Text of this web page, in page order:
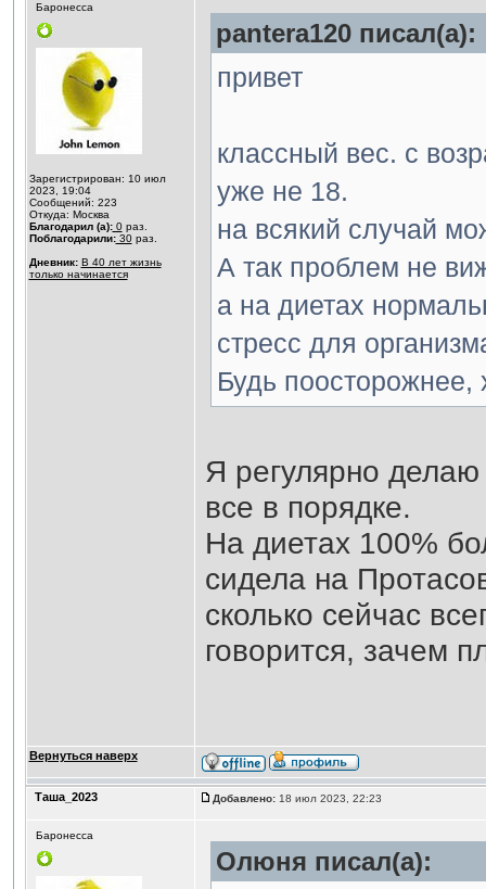
Баронесса
Зарегистрирован: 10 июл
2023, 19:04
Сообщений: 223
Откуда: Москва
Благодарил (а):0раз.
Поблагодарили:30раз.
Дневник: В 40 лет жизнь
только начинается
pantera120 писал(а):
привет
классный вес. с
уже не 18.
на всякий случай
А так проблем не
а на диетах
стресс для
Будь поосторожнее,
Я регулярно
все в порядке.
На диетах 100%
сидела на
сколько сейчас
говорится, зачем
Вернуться наверх
Таша_2023 Добавлено:18 июл 2023, 22:23
Баронесса
Олюня писал(а):